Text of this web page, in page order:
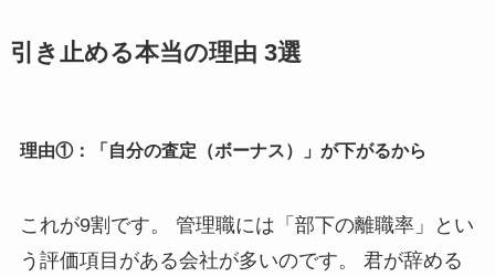
引き止める本当の理由 3選
理由①：「自分の査定（ボーナス）」が下がるから
これが9割です。 管理職には「部下の離職率」とい
う評価項目がある会社が多いのです。 君が辞める